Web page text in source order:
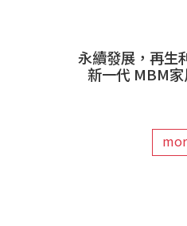
永續發展，再生
新一代 MBM